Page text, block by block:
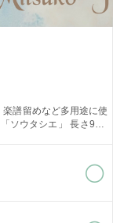
譜留めなど多用途に使